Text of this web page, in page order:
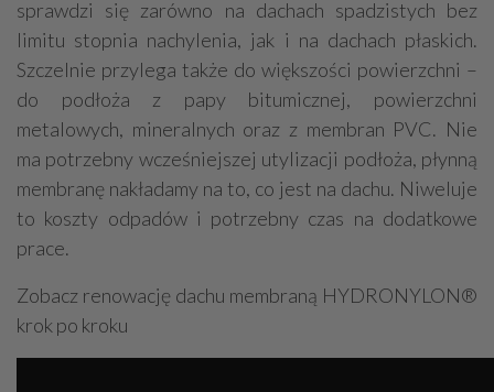
sprawdzi się zarówno na dachach spadzistych bez
limitu stopnia nachylenia, jak i na dachach płaskich.
Szczelnie przylega także do większości powierzchni –
do podłoża z papy bitumicznej, powierzchni
metalowych, mineralnych oraz z membran PVC. Nie
ma potrzebny wcześniejszej utylizacji podłoża, płynną
membranę nakładamy na to, co jest na dachu. Niweluje
to koszty odpadów i potrzebny czas na dodatkowe
prace.
Zobacz renowację dachu membraną HYDRONYLON®
krok po kroku